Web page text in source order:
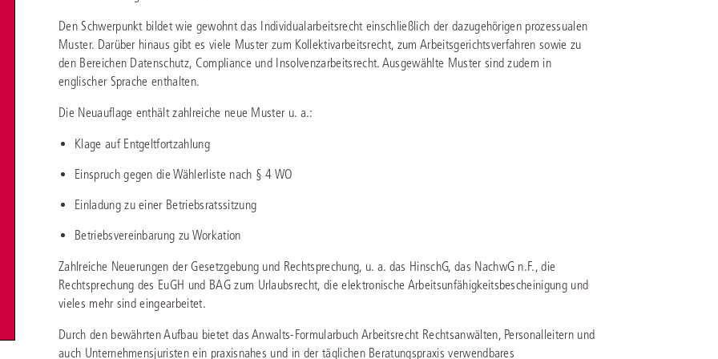
Finden Sie Lösungen und Inhalte, die zu Ihrem Fachgebiet passen.
Arbeitsrecht
Außenwirtschaftsrecht
Bankrecht
Handels- und Gesellschaftsrecht
IT-und Medienrecht
Notare
Verkehrsrecht
Wettbewerbs- und
JURIS BUSINESS
Praxisnah und intuitiv: Schutz vor rechtlichen
Risiken für Unternehmen, Institutionen
und Steuerberater
mehr erfahren
JURIS AKADEMIE
Qualifiziert und zertifiziert: Online-
4466
(Mo-Do 9-18 Uhr, Fr 9-17 Uhr).
für eine erste Produktempfehlung.
Vereine und Verbände
Unternehmen
Referendariat
Studium und Hochschule
WEITERE SERVICES
FAQ
Downloads
Veranstaltungen
juris PraxisReporte
Den Schwerpunkt bildet wie gewohnt das Individualarbeitsrecht einschließlich der dazugehörigen prozessualen
Muster. Darüber hinaus gibt es viele Muster zum Kollektivarbeitsrecht, zum Arbeitsgerichtsverfahren sowie zu
den Bereichen Datenschutz, Compliance und Insolvenzarbeitsrecht. Ausgewählte Muster sind zudem in
englischer Sprache enthalten.
Die Neuauflage enthält zahlreiche neue Muster u. a.:
Klage auf Entgeltfortzahlung
Einspruch gegen die Wählerliste nach § 4 WO
Einladung zu einer Betriebsratssitzung
Betriebsvereinbarung zu Workation
Zahlreiche Neuerungen der Gesetzgebung und Rechtsprechung, u. a. das HinschG, das NachwG n.F., die
Rechtsprechung des EuGH und BAG zum Urlaubsrecht, die elektronische Arbeitsunfähigkeitsbescheinigung und
vieles mehr sind eingearbeitet.
Durch den bewährten Aufbau bietet das Anwalts-Formularbuch Arbeitsrecht Rechtsanwälten, Personalleitern und
auch Unternehmensjuristen ein praxisnahes und in der täglichen Beratungspraxis verwendbares